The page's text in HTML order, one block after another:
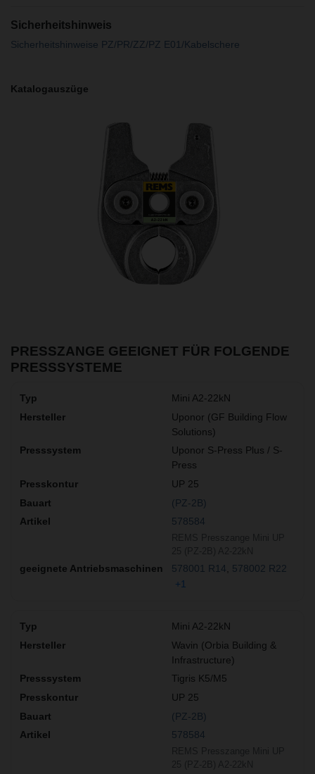
Sicherheitshinweis
Sicherheitshinweise PZ/PR/ZZ/PZ E01/Kabelschere
Katalogauszüge
PRESSZANGE GEEIGNET FÜR FOLGENDE
PRESSSYSTEME
Mini A2-22kN
Uponor (GF Building Flow
Solutions)
Uponor S-Press Plus / S-
Press
UP 25
(PZ-2B)
578584
578001 R14
578002 R22
+1
Mini A2-22kN
Wavin (Orbia Building &
Infrastructure)
Tigris K5/M5
UP 25
(PZ-2B)
578584